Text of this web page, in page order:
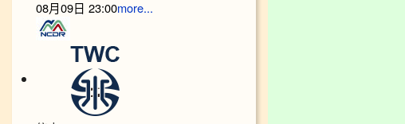
08月09日 23:00more...